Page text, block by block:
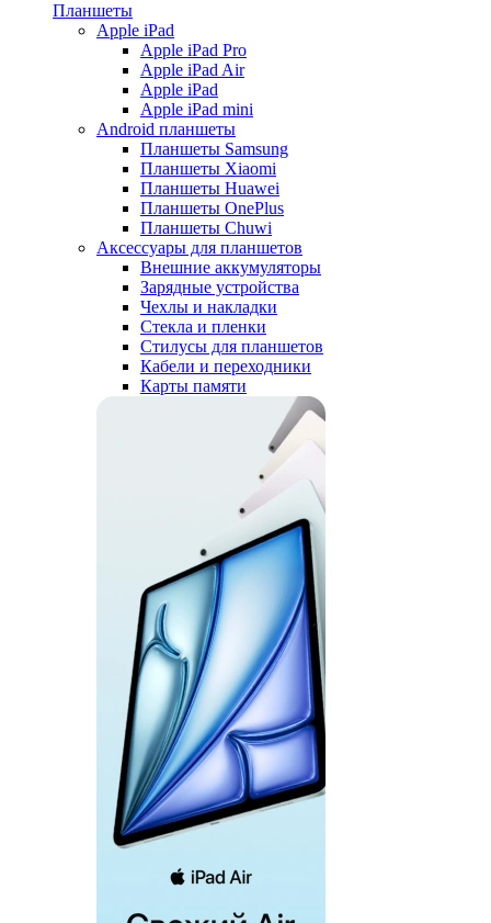
Планшеты
Apple iPad
Apple iPad Pro
Apple iPad Air
Apple iPad
Apple iPad mini
Android планшеты
Планшеты Samsung
Планшеты Xiaomi
Планшеты Huawei
Планшеты OnePlus
Планшеты Chuwi
Аксессуары для планшетов
Внешние аккумуляторы
Зарядные устройства
Чехлы и накладки
Стекла и пленки
Стилусы для планшетов
Кабели и переходники
Карты памяти